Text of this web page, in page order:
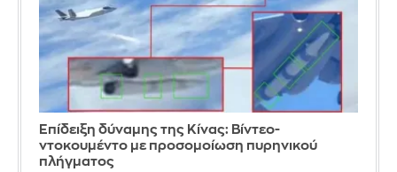
Επίδειξη δύναμης της Κίνας: Βίντεο-
ντοκουμέντο με προσομοίωση πυρηνικού
πλήγματος